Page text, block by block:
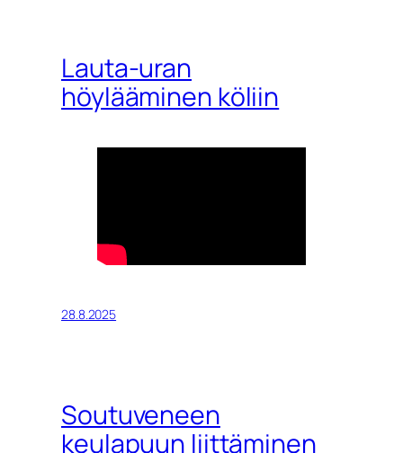
Lauta-uran
höylääminen köliin
28.8.2025
Soutuveneen
keulapuun liittäminen